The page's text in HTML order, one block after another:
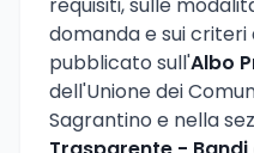
domanda e sui criteri
pubblicato sull'Albo
dell'Unione dei
Sagrantino e nella